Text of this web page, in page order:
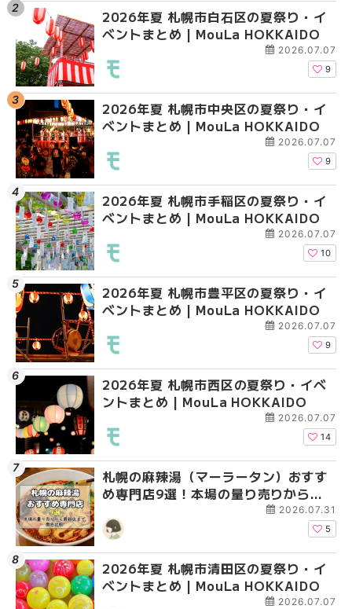
2026年夏 札幌市白石区の夏祭り・イ
ベントまとめ | MouLa HOKKAIDO
2026.07.07
9
2026年夏 札幌市中央区の夏祭り・イ
ベントまとめ | MouLa HOKKAIDO
2026.07.07
9
2026年夏 札幌市手稲区の夏祭り・イ
ベントまとめ | MouLa HOKKAIDO
2026.07.07
10
2026年夏 札幌市豊平区の夏祭り・イ
ベントまとめ | MouLa HOKKAIDO
2026.07.07
9
2026年夏 札幌市西区の夏祭り・イベ
ントまとめ | MouLa HOKKAIDO
2026.07.07
14
札幌の麻辣湯（マーラータン）おすす
め専門店9選！本場の量り売りから最
新店まで徹底比較 | MouLa
HOKKAIDO
2026.07.31
5
2026年夏 札幌市清田区の夏祭り・イ
ベントまとめ | MouLa HOKKAIDO
2026.07.07
2026年夏 札幌市白石
ベントまとめ |
2026年夏 札幌市豊平
ベントまとめ |
2026年夏 札幌市西区
ントまとめ | MouLa
2026年夏 札幌市清田
ベントまとめ |
2026年夏 札幌市中央
ベントまとめ |
2026年夏 札幌市北区
ントまとめ | MouLa
2026年夏 札幌市手稲
ベントまとめ |
2026年夏 札幌市北区
ントまとめ | MouLa
2026年夏 札幌市白石
ベントまとめ |
2026年夏 札幌市西区
ントまとめ | MouLa
2026年夏 札幌市手稲
ベントまとめ |
2026年夏 札幌市清田
ベントまとめ |
2026年夏 札幌市豊平
ベントまとめ |
2026年夏 札幌市南区
ントまとめ | MouLa